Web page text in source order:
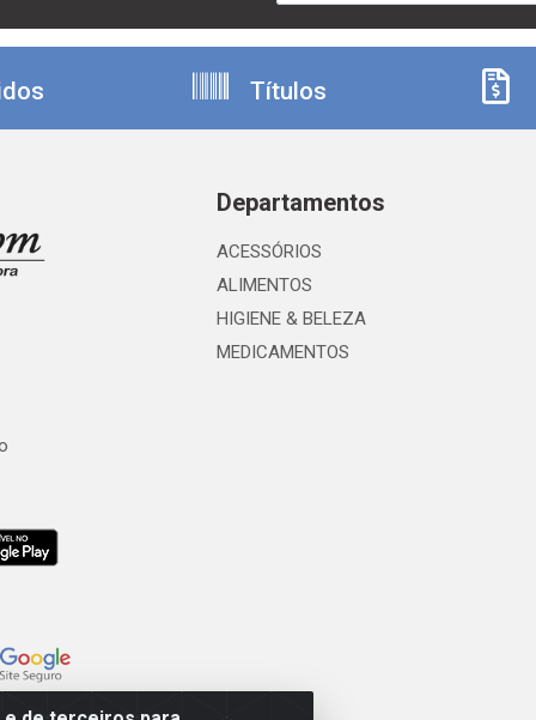
Títulos
Departamentos
ACESSÓRIOS
ALIMENTOS
HIGIENE & BELEZA
MEDICAMENTOS